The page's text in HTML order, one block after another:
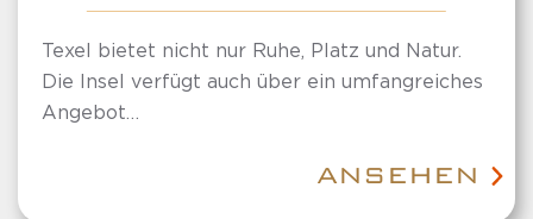
Texel bietet nicht nur Ruhe, Platz und Natur.
Die Insel verfügt auch über ein umfangreiches
Angebot…
ANSEHEN